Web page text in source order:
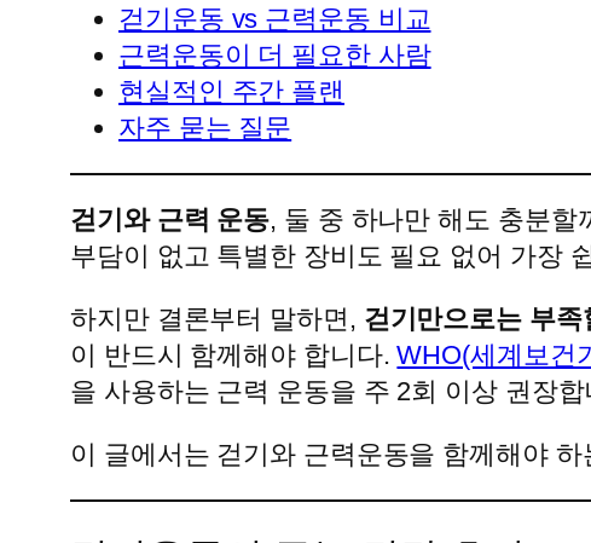
걷기운동 vs 근력운동 비교
근력운동이 더 필요한 사람
현실적인 주간 플랜
자주 묻는 질문
걷기와 근력 운동, 둘 중 하나만 해도 충분
부담이 없고 특별한 장비도 필요 없어 가장
하지만 결론부터 말하면, 걷기만으로는 부
이 반드시 함께해야 합니다.WHO(세계보건
을 사용하는 근력 운동을 주 2회 이상 권장합
이 글에서는 걷기와 근력운동을 함께해야